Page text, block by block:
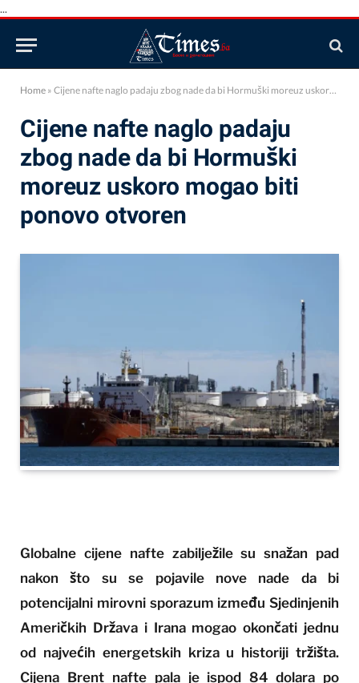
...
Home » Cijene nafte naglo padaju zbog nade da bi Hormuški moreuz uskoro mogao biti ponovo otvoren
Cijene nafte naglo padaju
zbog nade da bi Hormuški
moreuz uskoro mogao biti
ponovo otvoren
Globalne cijene nafte zabilježile su snažan pad
nakon što su se pojavile nove nade da bi
potencijalni mirovni sporazum između Sjedinjenih
Američkih Država i Irana mogao okončati jednu
od najvećih energetskih kriza u historiji tržišta.
Cijena Brent nafte pala je ispod 84 dolara po